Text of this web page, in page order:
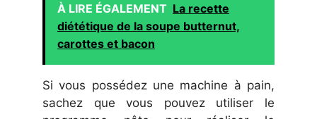
À LIRE ÉGALEMENT La recette
diététique de la soupe butternut,
carottes et bacon
Si vous possédez une machine à pain,
sachez que vous pouvez utiliser le